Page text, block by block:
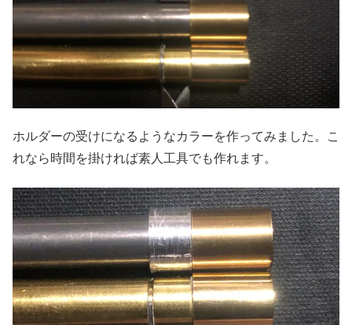
ホルダーの受けになるようなカラーを作ってみました。こ
れなら時間を掛ければ素人工具でも作れます。